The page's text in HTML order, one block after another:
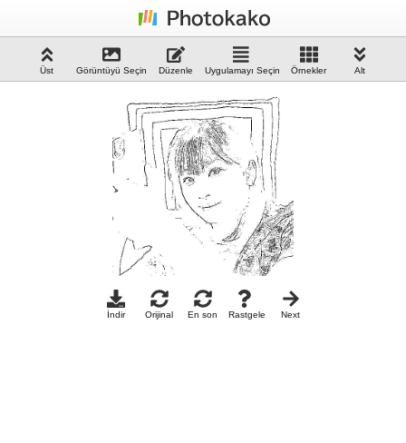
Üst Görüntüyü Seçin Düzenle Uygulamayı Seçin Örnekler Alt
İndir Orijinal En son Rastgele Next